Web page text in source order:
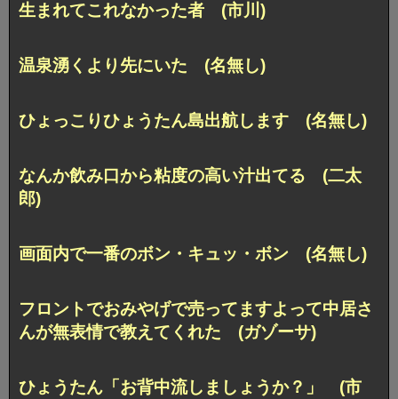
生まれてこれなかった者 (市川)
温泉湧くより先にいた (名無し)
ひょっこりひょうたん島出航します (名無し)
なんか飲み口から粘度の高い汁出てる (二太
郎)
画面内で一番のボン・キュッ・ボン (名無し)
フロントでおみやげで売ってますよって中居さ
んが無表情で教えてくれた (ガゾーサ)
ひょうたん「お背中流しましょうか？」 (市